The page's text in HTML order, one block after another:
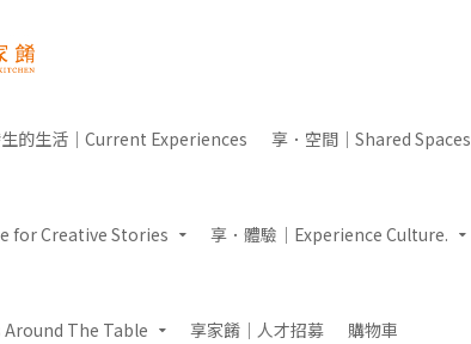
的生活｜Current Experiences 享．空間｜Shared Spaces
for Creative Stories 享．體驗｜Experience Culture.
The Table 享家餚｜人才招募 購物車